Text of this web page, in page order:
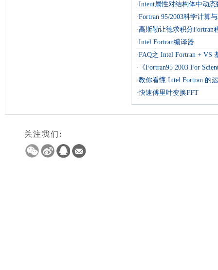
·Intent属性对结构体中动
·Fortran 95/2003科学计算
·高斯勒让德求积分Fortran
·Intel Fortran编译器
·FAQ之 Intel Fortran + VS
·
《Fortran95 2003 For
·教你看懂 Intel Fortran 的
·快速傅里叶变换FFT
关注我们: